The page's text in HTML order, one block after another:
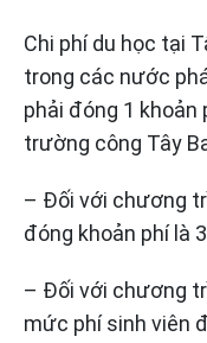
Chi phí du học tại
trong các nước
phải đóng 1 khoản
trường công Tây
– Đối với chương
đóng khoản phí là
– Đối với chương
mức phí sinh viên